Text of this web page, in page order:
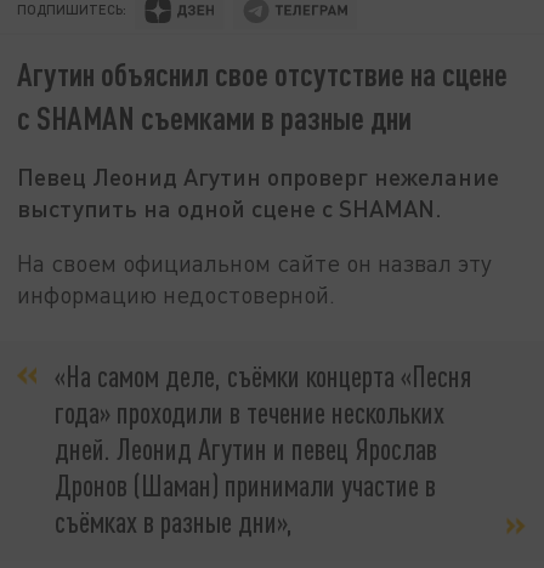
ПОДПИШИТЕСЬ:
Агутин объяснил свое отсутствие на сцене
с SHAMAN съемками в разные дни
Певец Леонид Агутин опроверг нежелание
выступить на одной сцене с SHAMAN.
На своем официальном сайте он назвал эту
информацию недостоверной.
«На самом деле, съёмки концерта «Песня
года» проходили в течение нескольких
дней. Леонид Агутин и певец Ярослав
Дронов (Шаман) принимали участие в
съëмках в разные дни»,